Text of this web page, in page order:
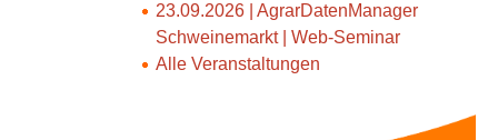
23.09.2026 | AgrarDatenManager
Schweinemarkt | Web-Seminar
Alle Veranstaltungen